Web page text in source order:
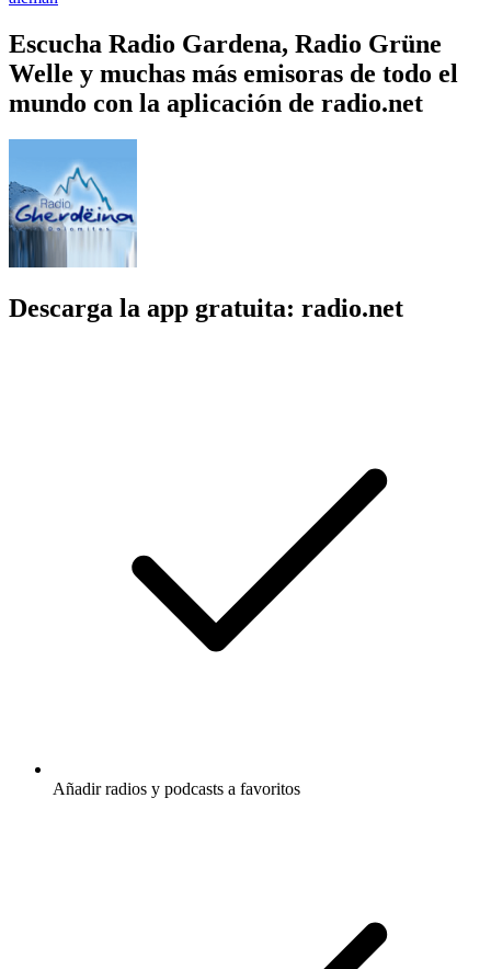
Escucha Radio Gardena, Radio Grüne
Welle y muchas más emisoras de todo el
mundo con la aplicación de radio.net
Descarga la app gratuita: radio.net
Añadir radios y podcasts a favoritos